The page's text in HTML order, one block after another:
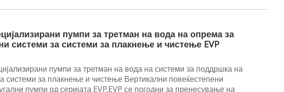
пумпи за третман на вода на опрема за
системи за системи за плакнење и чистење EVP
пумпи за третман на вода на системи за поддршка на
системи за плакнење и чистење Вертикални повеќестепени
пумпи од серијата EVP.EVP се погодни за пренесување на